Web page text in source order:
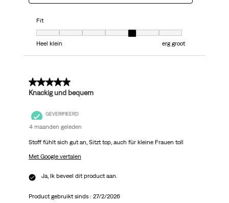
Fit
Fit, 5 van 7, waarbij 1 gelijk is aan Heel klein en 7 gelijk is aan erg groot
Heel klein
erg groot
5 van 5 sterren.
Knackig und bequem
GEVERIFIEERD
4 maanden geleden
Stoff fühlt sich gut an, Sitzt top, auch für kleine Frauen toll
Met Google vertalen
Ja, Ik beveel dit product aan.
Product gebruikt sinds : 27/2/2026